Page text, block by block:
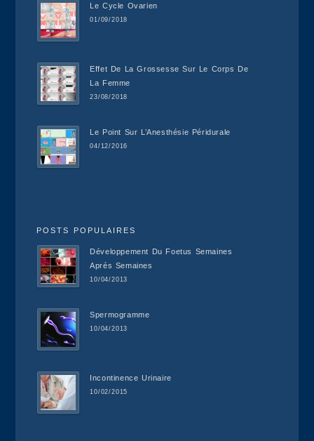
Le Cycle Ovarien
01/09/2018
Effet De La Grossesse Sur Le Corps De
La Femme
23/08/2018
Le Point Sur L’Anesthésie Péridurale
04/12/2016
POSTS POPULAIRES
Développement Du Foetus Semaines
Aprés Semaines
10/04/2013
Spermogramme
10/04/2013
Incontinence Urinaire
10/02/2015